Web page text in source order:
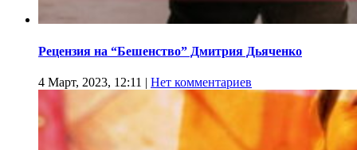
Рецензия на “Бешенство” Дмитрия Дьяченко
4 Март, 2023, 12:11 | Нет комментариев